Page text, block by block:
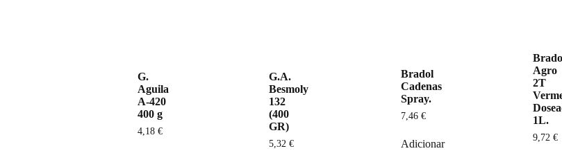
G.
Aguila
A-420
400 g
4,18 €
G.A.
Besmoly
132
(400
GR)
5,32€
Bradol
Cadenas
Spray.
7,46€
Adicionar
Agro
2T
1L.
9,72 €